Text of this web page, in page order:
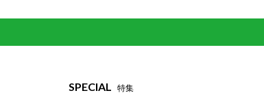
SPECIAL 特集